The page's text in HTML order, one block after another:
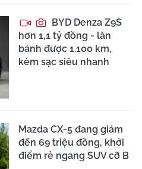
BYD Denza Z9S
hơn 1,1 tỷ đồng - lăn
bánh được 1.100 km,
kèm sạc siêu nhanh
Mazda CX-5 đang giảm
đến 69 triệu đồng, khởi
điểm rẻ ngang SUV cỡ B